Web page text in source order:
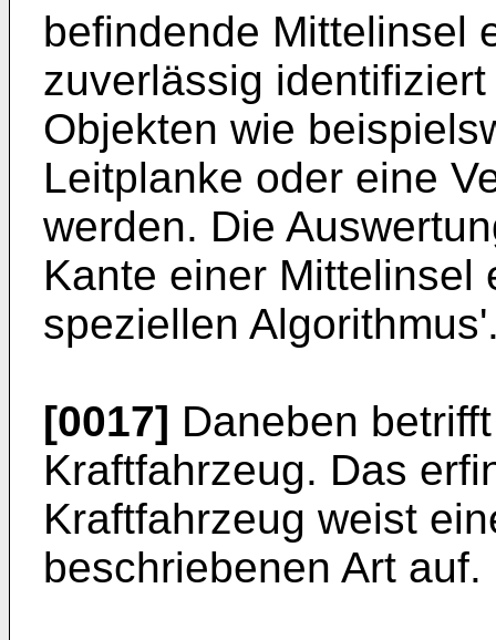
befindende Mittelinsel
zuverlässig
Objekten wie
Leitplanke oder eine
werden. Die
Kante einer Mittelinsel
speziellen
[0017] Daneben
Kraftfahrzeug. Das
Kraftfahrzeug weist
beschriebenen Art auf.